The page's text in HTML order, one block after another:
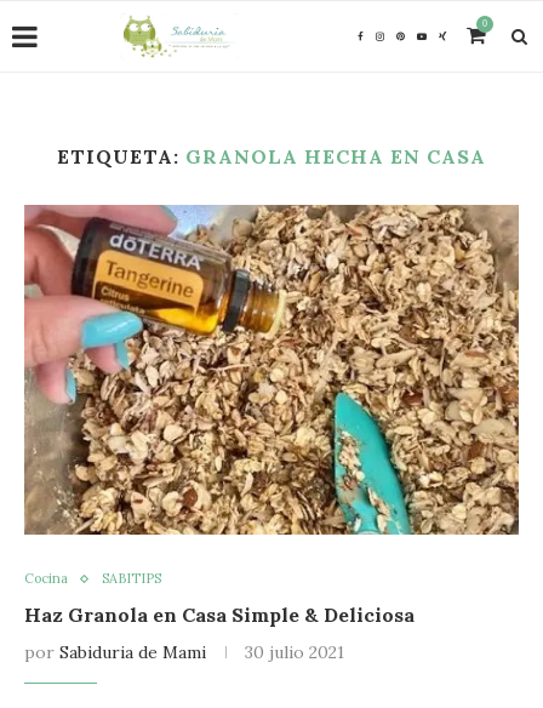
0
ETIQUETA: GRANOLA HECHA EN CASA
Cocina SABITIPS
Haz Granola en Casa Simple & Deliciosa
por Sabiduria de Mami 30 julio 2021